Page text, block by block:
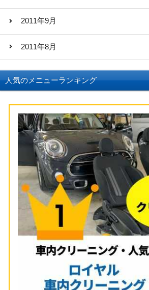
2011年9月
2011年8月
人気のメニューランキング